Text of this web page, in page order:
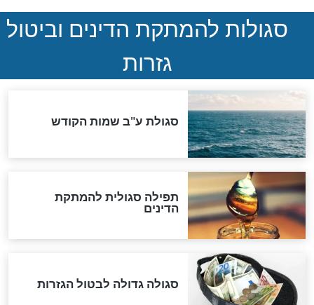
הנדיר של הרשב"ם התגלה
"מודה לקב"ה על כל השנים"
לכל המאמרים
אחרית הימים
האם אפשר לחשב את הקץ?